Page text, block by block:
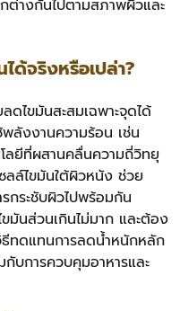
ต่างกันไปตามสภาพผิวและ
ด้จริงหรือเปล่า?
ดไขมันสะสมเฉพาะจุดได้
พลังงานความร้อน เช่น
ลยีที่ผสานคลื่นความถี่วิทยุ
ลล์ไขมันใต้ผิวหนัง ช่วย
กระชับผิวไปพร้อมกัน
มันส่วนเกินไม่มาก และต้อง
ธีทดแทนการลดน้ำหนักหลัก
บการควบคุมอาหารและ